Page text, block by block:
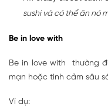
sushi và có thể ăn nó
Be in love with
Be in love with thường
mạn hoặc tình cảm sâu
Ví dụ: